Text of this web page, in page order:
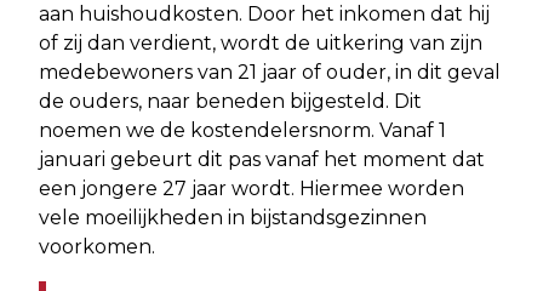
aan huishoudkosten. Door het inkomen dat hij
of zij dan verdient, wordt de uitkering van zijn
medebewoners van 21 jaar of ouder, in dit geval
de ouders, naar beneden bijgesteld. Dit
noemen we de kostendelersnorm. Vanaf 1
januari gebeurt dit pas vanaf het moment dat
een jongere 27 jaar wordt. Hiermee worden
vele moeilijkheden in bijstandsgezinnen
voorkomen.